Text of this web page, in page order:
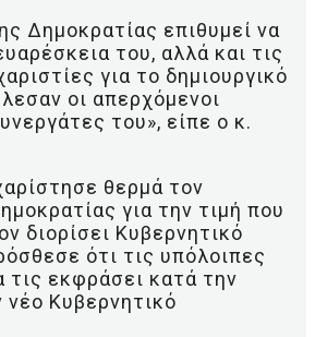
Δημοκρατίας επιθυμεί να
του, αλλά και τις
για το δημιουργικό
οι απερχόμενοι
του», είπε ο κ.
θερμά τον
για την τιμή που
διορίσει Κυβερνητικό
ότι τις υπόλοιπες
τις εκφράσει κατά την
Κυβερνητικό